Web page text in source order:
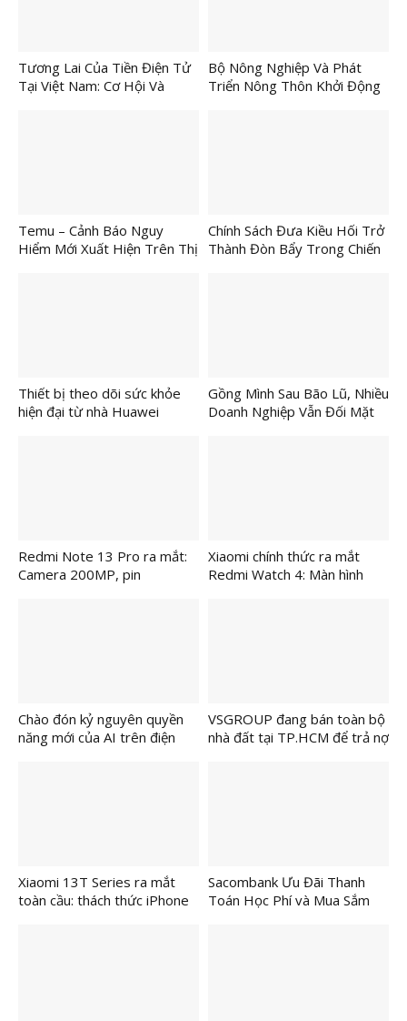
Tương Lai Của Tiền Điện Tử
Tại Việt Nam: Cơ Hội Và
Bộ Nông Nghiệp Và Phát
Triển Nông Thôn Khởi Động
Temu – Cảnh Báo Nguy
Hiểm Mới Xuất Hiện Trên Thị
Chính Sách Đưa Kiều Hối Trở
Thành Đòn Bẩy Trong Chiến
Thiết bị theo dõi sức khỏe
hiện đại từ nhà Huawei
Gồng Mình Sau Bão Lũ, Nhiều
Doanh Nghiệp Vẫn Đối Mặt
Redmi Note 13 Pro ra mắt:
Camera 200MP, pin
Xiaomi chính thức ra mắt
Redmi Watch 4: Màn hình
Chào đón kỷ nguyên quyền
năng mới của AI trên điện
VSGROUP đang bán toàn bộ
nhà đất tại TP.HCM để trả nợ
Xiaomi 13T Series ra mắt
toàn cầu: thách thức iPhone
Sacombank Ưu Đãi Thanh
Toán Học Phí và Mua Sắm